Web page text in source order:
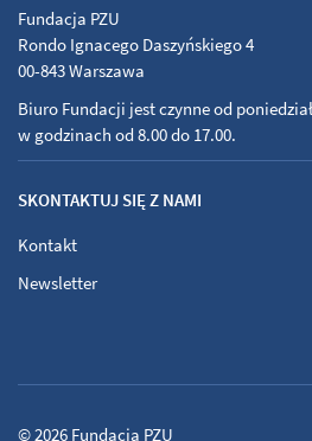
Fundacja PZU
Rondo Ignacego Daszyńskiego 4
00-843 Warszawa
Biuro Fundacji jest czynne od
w godzinach od 8.00 do 17.00.
SKONTAKTUJ SIĘ Z NAMI
Kontakt
Newsletter
© 2026 Fundacja PZU